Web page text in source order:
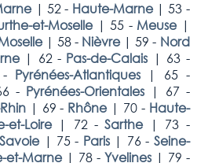
| 52 - Haute-Marne |53 -
et-Moselle |55 - Meuse |
| 58 - Nièvre |59 - Nord
| 62 - Pas-de-Calais | 63 -
Pyrénées-Atlantiques |
65 -
- Pyrénées-Orientales | 67 -
| 69 - Rhône | 70 - Haute-
et-Loire | 72 -Sarthe | 73 -
| 75 - Paris | 76 - Seine-
et-Marne | 78 - Yvelines | 79 -